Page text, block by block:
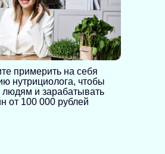
примерить на себя
нутрициолога, чтобы
людям и зарабатывать
от 100 000 рублей